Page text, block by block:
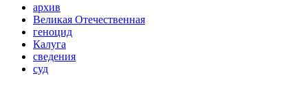
архив
Великая Отечественная
геноцид
Калуга
сведения
суд